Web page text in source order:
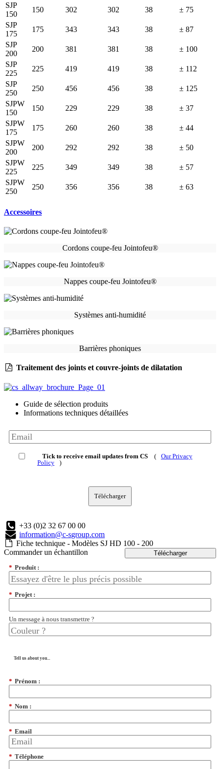
SJP
150
150 302 302 38
± 75
SJP
175
175 343 343 38
± 87
SJP
200
200 381 381 38
± 100
SJP
225
225 419 419 38
± 112
SJP
250
250 456 456 38
± 125
SJPW
150
150 229 229 38
± 37
SJPW
175
175 260 260 38
± 44
SJPW
200
200 292 292 38
± 50
SJPW
225
225 349 349 38
± 57
SJPW
250
250 356 356 38 ± 63
Accessoires
Cordons coupe-feu Jointofeu®
Nappes coupe-feu Jointofeu®
Systèmes anti-humidité
Barrières phoniques
Traitement des joints et couvre-joints de dilatation
Guide de sélection produits
Informations techniques détaillées
Tick to receive email updates from CS (
Our Privacy
Policy
)
Télécharger
+33 (0)2 32 67 00 00
information@c-sgroup.com
Fiche technique - Modèles SJ HD 100 - 200
Télécharger
Commander un échantillon
* Produit :
* Projet :
Un message à nous transmettre ?
Tell us about you...
* Prénom :
* Nom :
* Email
* Téléphone